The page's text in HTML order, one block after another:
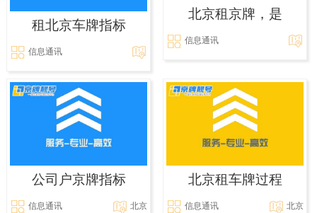
租北京车牌指标
信息通讯
北京租京牌，是
信息通讯
公司户京牌指标
信息通讯 北京
北京租车牌过程
信息通讯 北京